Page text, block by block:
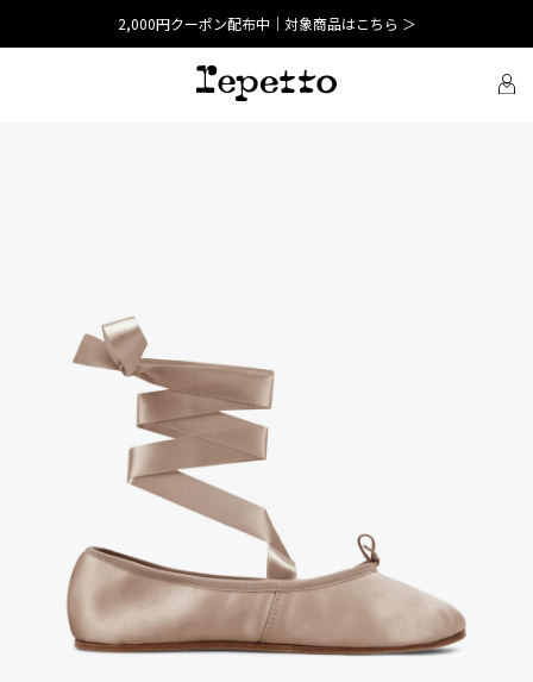
2,000円クーポン配布中｜対象商品はこちら ＞